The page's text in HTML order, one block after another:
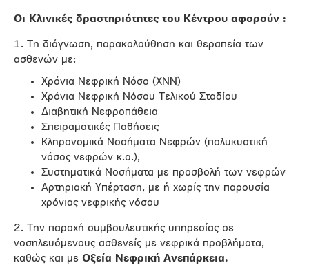
Οι Κλινικές δραστηριότητες του Κέντρου αφορούν :
1. Τη διάγνωση, παρακολούθηση και θεραπεία των
ασθενών με:
Χρόνια Νεφρική Νόσο (ΧΝΝ)
Χρόνια Νεφρική Νόσου Τελικού Σταδίου
Διαβητική Νεφροπάθεια
Σπειραματικές Παθήσεις
Κληρονομικά Νοσήματα Νεφρών (πολυκυστική
νόσος νεφρών κ.α.),
Συστηματικά Νοσήματα με προσβολή των νεφρών
Αρτηριακή Υπέρταση, με ή χωρίς την παρουσία
χρόνιας νεφρικής νόσου
2. Την παροχή συμβουλευτικής υπηρεσίας σε
νοσηλευόμενους ασθενείς με νεφρικά προβλήματα,
καθώς και με Οξεία Νεφρική Ανεπάρκεια.